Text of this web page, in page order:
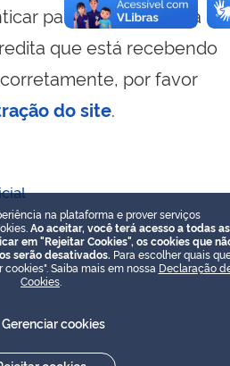
para visualizar essa
que está recebendo
por favor
do site.
na plataforma e prover serviços
Ao aceitar, você terá acesso a todas as
em "Rejeitar Cookies", os cookies que
serão desativados. Para escolher quais
Saiba mais em nossa Declaração
Cookies
Gerenciar cookies